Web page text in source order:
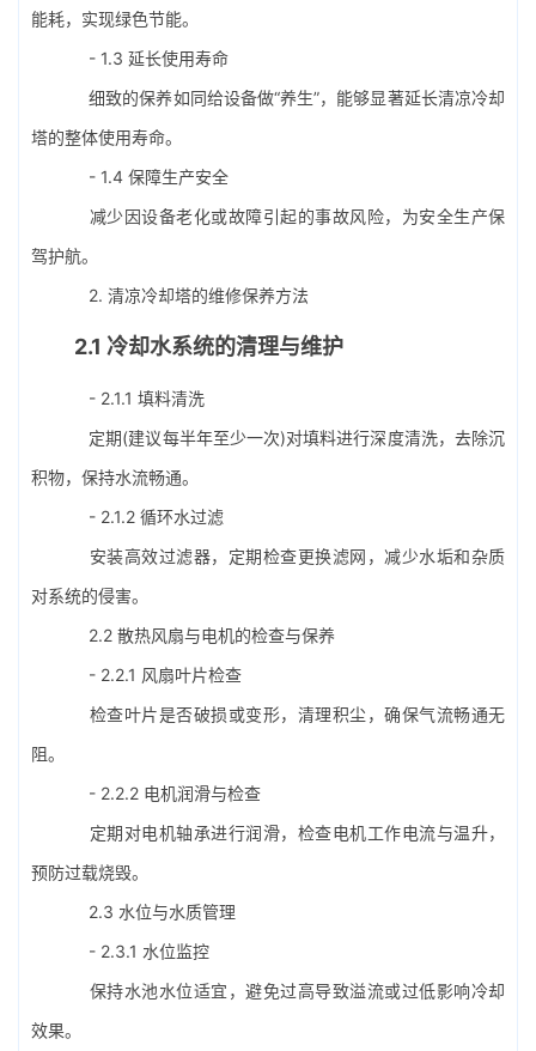
能耗，实现绿色节能。
- 1.3 延长使用寿命
细致的保养如同给设备做“养生”，能够显著延长清凉冷却
塔的整体使用寿命。
- 1.4 保障生产安全
减少因设备老化或故障引起的事故风险，为安全生产保
驾护航。
2. 清凉冷却塔的维修保养方法
2.1 冷却水系统的清理与维护
- 2.1.1 填料清洗
定期(建议每半年至少一次)对填料进行深度清洗，去除沉
积物，保持水流畅通。
- 2.1.2 循环水过滤
安装高效过滤器，定期检查更换滤网，减少水垢和杂质
对系统的侵害。
2.2 散热风扇与电机的检查与保养
- 2.2.1 风扇叶片检查
检查叶片是否破损或变形，清理积尘，确保气流畅通无
阻。
- 2.2.2 电机润滑与检查
定期对电机轴承进行润滑，检查电机工作电流与温升，
预防过载烧毁。
2.3 水位与水质管理
- 2.3.1 水位监控
保持水池水位适宜，避免过高导致溢流或过低影响冷却
效果。